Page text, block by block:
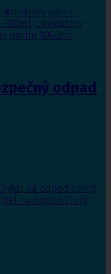
Likvidátory pachu
500ml, Likvidátory
pachu 1000ml
odpad
Pytel na odpad černý,
na odpad žlutý,